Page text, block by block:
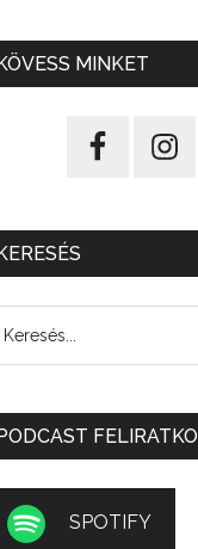
MINKET
SPOTIFY